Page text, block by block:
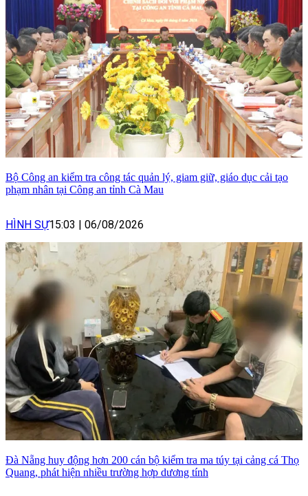
Bộ Công an kiểm tra công tác quản lý, giam giữ, giáo dục cải tạo
phạm nhân tại Công an tỉnh Cà Mau
HÌNH SỰ15:03 | 06/08/2026
Đà Nẵng huy động hơn 200 cán bộ kiểm tra ma túy tại cảng cá Thọ
Quang, phát hiện nhiều trường hợp dương tính